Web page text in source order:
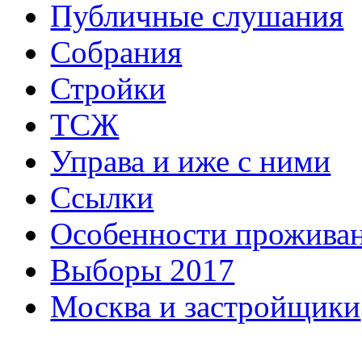
Публичные слушания
Собрания
Стройки
ТСЖ
Управа и иже с ними
Ссылки
Особенности
Выборы 2017
Москва и застройщики